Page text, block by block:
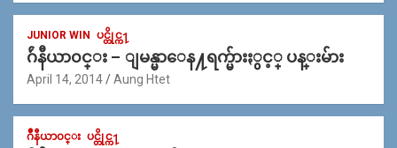
JUNIOR WIN ပင္တိုင္က႑
ဂ်ဴနီယာ၀င္း – ျမန္မာေန႔ရက္မ်ားႏွင့္ ပန္းမ်ား
April 14, 2014 Aung Htet
ဂ်ဳနီယာ၀င္း ပင္တိုင္က႑